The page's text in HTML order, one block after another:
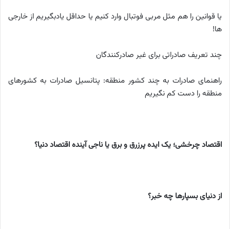
یا قوانین را هم مثل مربی فوتبال وارد کنیم یا حداقل یادبگیریم از خارجی
ها!
چند تعریف صادراتی برای غیر صادرکنندگان
راهنمای صادرات به چند کشور منطقه: پتانسیل صادرات به کشورهای
منطقه را دست کم نگیریم
اقتصاد چرخشی؛ یک ایده پرزرق و برق یا ناجی آینده اقتصاد دنیا؟
از دنیای بسپارها چه خبر؟